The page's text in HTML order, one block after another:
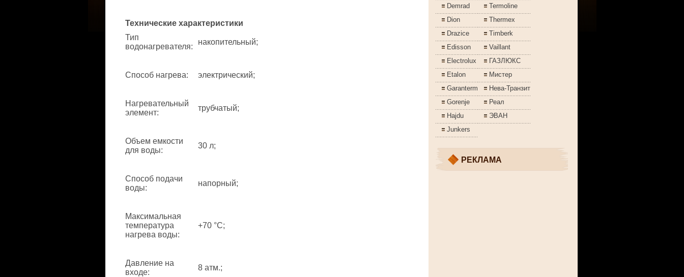
Технические характеристики
Тип
водонагревателя:
накопительный;
Способ нагрева: электрический;
Нагревательный
элемент:
трубчатый;
Объем емкости
для воды:
30 л;
Способ подачи
воды:
напорный;
Максимальная
температура
нагрева воды:
+70 °С;
Давление на
входе:
8 атм.;
Demrad
Dion
Drazice
Edisson
Electrolux
Etalon
Garanterm
Gorenje
Hajdu
Junkers
Termoline
Thermex
Timberk
Vaillant
ГАЗЛЮКС
Мистер
Нева-Транзит
Реал
ЭВАН
РЕКЛАМА